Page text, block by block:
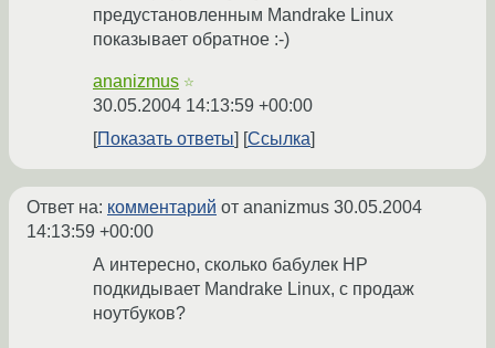
предустановленным Mandrake Linux
показывает обратное :-)
ananizmus ☆
30.05.2004 14:13:59 +00:00
Показать ответы
Ссылка
Ответ на: комментарий от ananizmus 30.05.2004
14:13:59 +00:00
А интересно, сколько бабулек HP
подкидывает Mandrake Linux, c продаж
ноутбуков?